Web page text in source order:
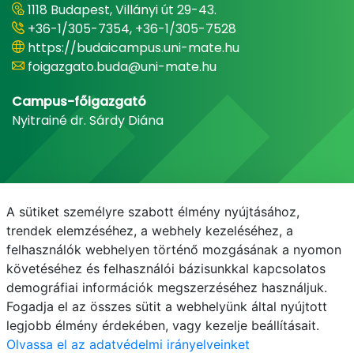
1118 Budapest, Villányi út 29-43.
+36-1/305-7354, +36-1/305-7528
https://budaicampus.uni-mate.hu
foigazgato.buda@uni-mate.hu
Campus-főigazgató
Nyitrainé dr. Sárdy Diána
E-mail Telefonkönyv NEPTUN E-learning
A sütiket személyre szabott élmény nyújtásához,
trendek elemzéséhez, a webhely kezeléséhez, a
felhasználók webhelyen történő mozgásának a nyomon
követéséhez és felhasználói bázisunkkal kapcsolatos
demográfiai információk megszerzéséhez használjuk.
Fogadja el az összes sütit a webhelyünk által nyújtott
legjobb élmény érdekében, vagy kezelje beállításait.
Olvassa el az adatvédelmi irányelveinket